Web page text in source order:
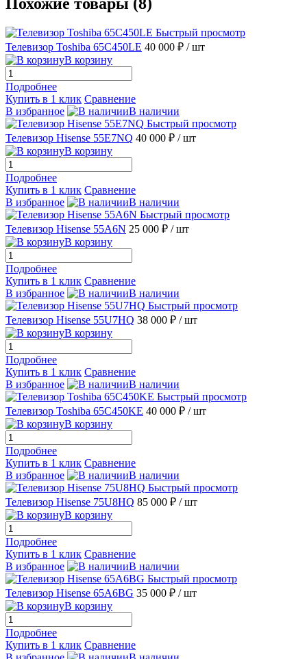
Похожие товары (8)
Быстрый просмотр
Телевизор Toshiba 65C450LE 40 000 ₽ / шт
В корзину
Подробнее
Купить в 1 клик Сравнение
В избранное
В наличии
Быстрый просмотр
Телевизор Hisense 55E7NQ 40 000 ₽ / шт
В корзину
Подробнее
Купить в 1 клик Сравнение
В избранное
В наличии
Быстрый просмотр
Телевизор Hisense 55A6N 25 000 ₽ / шт
В корзину
Подробнее
Купить в 1 клик Сравнение
В избранное
В наличии
Быстрый просмотр
Телевизор Hisense 55U7HQ 38 000 ₽ / шт
В корзину
Подробнее
Купить в 1 клик Сравнение
В избранное
В наличии
Быстрый просмотр
Телевизор Toshiba 65C450KE 40 000 ₽ / шт
В корзину
Подробнее
Купить в 1 клик Сравнение
В избранное
В наличии
Быстрый просмотр
Телевизор Hisense 75U8HQ 85 000 ₽ / шт
В корзину
Подробнее
Купить в 1 клик Сравнение
В избранное
В наличии
Быстрый просмотр
Телевизор Hisense 65A6BG 35 000 ₽ / шт
В корзину
Подробнее
Купить в 1 клик Сравнение